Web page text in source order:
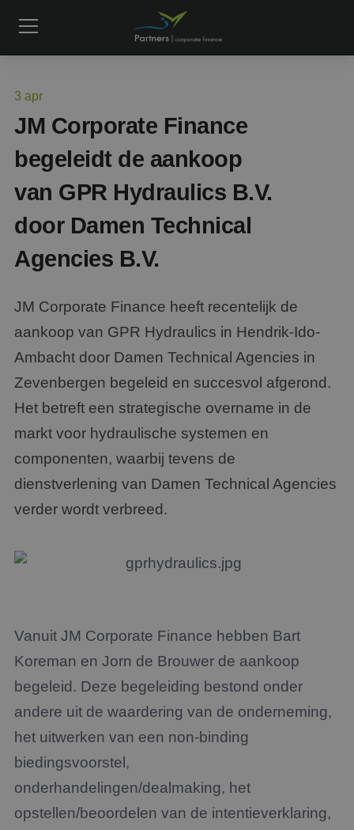
3 apr
JM Corporate Finance
begeleidt de aankoop
van GPR Hydraulics B.V.
door Damen Technical
Agencies B.V.
JM Corporate Finance heeft recentelijk de
aankoop van GPR Hydraulics in Hendrik-Ido-
Ambacht door Damen Technical Agencies in
Zevenbergen begeleid en succesvol afgerond.
Het betreft een strategische overname in de
markt voor hydraulische systemen en
componenten, waarbij tevens de
dienstverlening van Damen Technical Agencies
verder wordt verbreed.
Vanuit JM Corporate Finance hebben Bart
Koreman en Jorn de Brouwer de aankoop
begeleid. Deze begeleiding bestond onder
andere uit de waardering van de onderneming,
het uitwerken van een non-binding
biedingsvoorstel,
onderhandelingen/dealmaking, het
opstellen/beoordelen van de intentieverklaring,